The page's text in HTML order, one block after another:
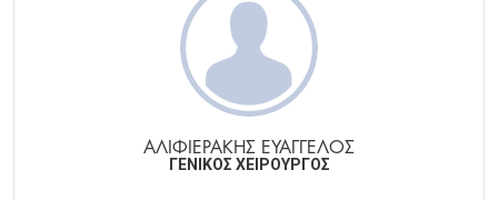
ΑΛΙΦΙΕΡΑΚΗΣ ΕΥΑΓΓΕΛΟΣ
ΓΕΝΙΚΟΣ ΧΕΙΡΟΥΡΓΟΣ